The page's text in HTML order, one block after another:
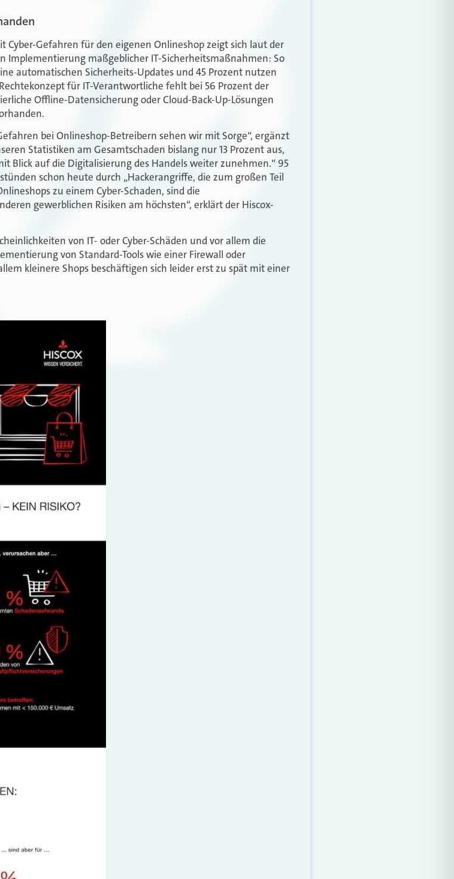
Cyber-Gefahren für den eigenen Onlineshop zeigt sich laut der
Implementierung maßgeblicher IT-Sicherheitsmaßnahmen: So
automatischen Sicherheits-Updates und 45 Prozent nutzen
für IT-Verantwortliche fehlt bei 56 Prozent der
Offline-Datensicherung oder Cloud-Back-Up-Lösungen
bei Onlineshop-Betreibern sehen wir mit Sorge“, ergänzt
Statistiken am Gesamtschaden bislang nur 13 Prozent aus,
Blick auf die Digitalisierung des Handels weiter zunehmen.“ 95
schon heute durch „Hackerangriffe, die zum großen Teil
zu einem Cyber-Schaden, sind die
gewerblichen Risiken am höchsten“, erklärt der Hiscox-
von IT- oder Cyber-Schäden und vor allem die
von Standard-Tools wie einer Firewall oder
kleinere Shops beschäftigen sich leider erst zu spät mit einer